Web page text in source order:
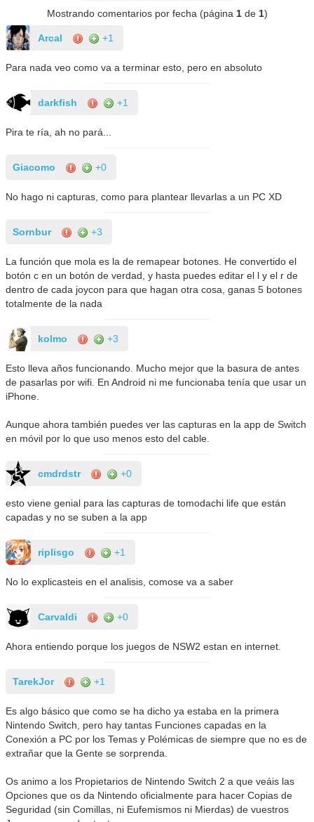
Mostrando comentarios por fecha (página 1de 1)
Arcal +1
Para nada veo como va a terminar esto, pero en absoluto
darkfish +1
Pira te ría, ah no pará...
Giacomo +0
No hago ni capturas, como para plantear llevarlas a un PC XD
Sornbur +3
La función que mola es la de remapear botones. He convertido el
botón c en un botón de verdad, y hasta puedes editar el l y el r de
dentro de cada joycon para que hagan otra cosa, ganas 5 botones
totalmente de la nada
kolmo +3
Esto lleva años funcionando. Mucho mejor que la basura de antes
de pasarlas por wifi. En Android ni me funcionaba tenía que usar un
iPhone.
Aunque ahora también puedes ver las capturas en la app de Switch
en móvil por lo que uso menos esto del cable.
cmdrdstr +0
esto viene genial para las capturas de tomodachi life que están
capadas y no se suben a la app
riplisgo +1
No lo explicasteis en el analisis, comose va a saber
Carvaldi +0
Ahora entiendo porque los juegos de NSW2 estan en internet.
TarekJor +1
Es algo básico que como se ha dicho ya estaba en la primera
Nintendo Switch, pero hay tantas Funciones capadas en la
Conexión a PC por los Temas y Polémicas de siempre que no es de
extrañar que la Gente se sorprenda.
Os animo a los Propietarios de Nintendo Switch 2 a que veáis las
Opciones que os da Nintendo oficialmente para hacer Copias de
Seguridad (sin Comillas, ni Eufemismos ni Mierdas) de vuestros